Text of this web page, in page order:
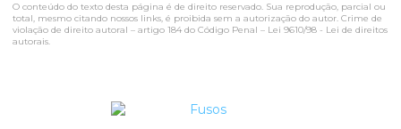
O conteúdo do texto desta página é de direito reservado. Sua reprodução, parcial ou
total, mesmo citando nossos links, é proibida sem a autorização do autor. Crime de
violação de direito autoral – artigo 184 do Código Penal – Lei 9610/98 - Lei de direitos
autorais.